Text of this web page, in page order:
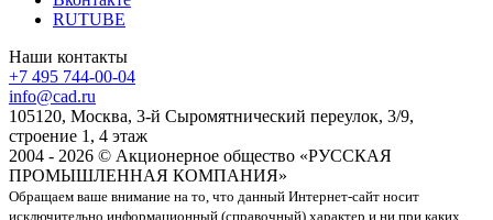
RUTUBE
Наши контакты
+7 495 744-00-04
info@cad.ru
105120, Москва, 3-й Сыромятнический переулок, 3/9,
строение 1, 4 этаж
2004 - 2026 © Акционерное общество «РУССКАЯ
ПРОМЫШЛЕННАЯ КОМПАНИЯ»
Обращаем ваше внимание на то, что данный Интернет-сайт носит
исключительно информационный (справочный) характер и ни при каких